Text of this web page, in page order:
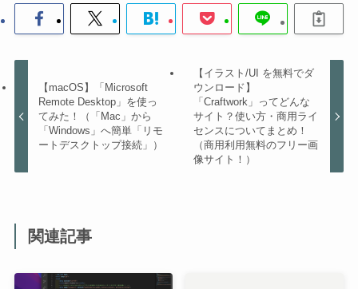
【macOS】「Microsoft
Remote Desktop」を使っ
てみた！（「Mac」から
「Windows」へ簡単「リモ
ートデスクトップ接続」）
【イラスト/UI を無料でダ
ウンロード】
「Craftwork」ってどんな
サイト？使い方・商用ライ
センスについてまとめ！
（商用利用無料のフリー画
像サイト！）
関連記事